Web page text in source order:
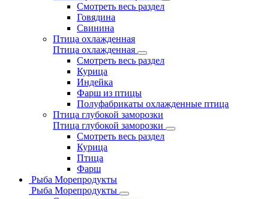
Смотреть весь раздел
Говядина
Свинина
Птица охлажденная
Птица охлажденная
Смотреть весь раздел
Курица
Индейка
Фарш из птицы
Полуфабрикаты охлажденные птица
Птица глубокой заморозки
Птица глубокой заморозки
Смотреть весь раздел
Курица
Птица
Фарш
Рыба Морепродукты
Рыба Морепродукты